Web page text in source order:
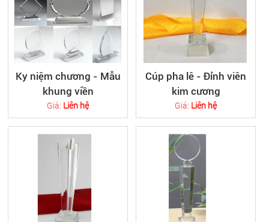
Ky niệm chương - Mẫu
khung viền
Giá: Liên hệ
Cúp pha lê - Đỉnh viên
kim cương
Giá: Liên hệ